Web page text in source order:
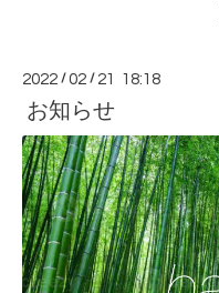
2022 /02 / 21 18:18
お知らせ